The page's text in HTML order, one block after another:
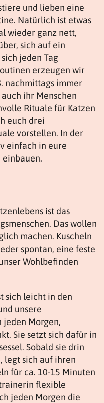
und lieben eine
Natürlich ist etwas
wieder ganz nett,
sich auf ein
jeden Tag
erzeugen wir
nachmittags immer
ihr Menschen
Rituale für Katzen
euch drei
vorstellen. In der
einfach in eure
einbauen.
ist das
Das wollen
machen. Kuscheln
spontan, eine feste
Wohlbefinden
sich leicht in den
unsere
jeden Morgen,
Sie setzt sich dafür in
Sobald sie drin
legt sich auf ihren
für ca. 10-15 Minuten
flexible
jeden Morgen die